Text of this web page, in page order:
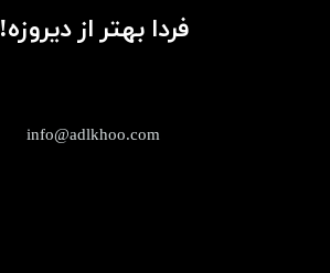
info@adlkhoo.com
فردا بهتر از دیروزه!